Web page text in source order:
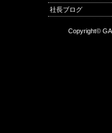
社長ブログ
Copyright©